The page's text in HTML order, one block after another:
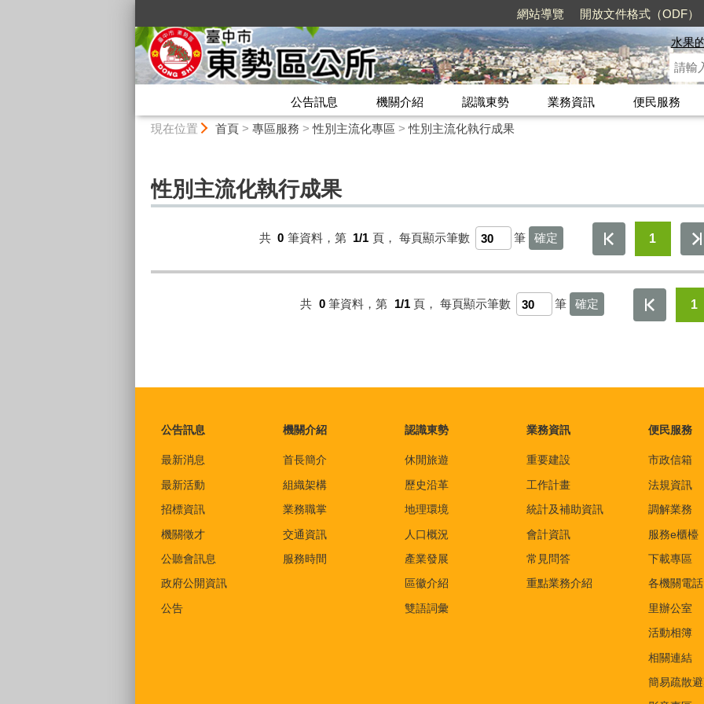
網站導覽 開放文件格式（ODF）
水果
公告訊息 機關介紹 認識東勢 業務資訊
便民服務
現在位置 首頁> 專區服務 >性別主流化專區 >性別主流化執行成果
性別主流化執行成果
共 0 筆資料，第 1/1 頁， 每頁顯示筆數 筆 1
共 0 筆資料，第 1/1 頁， 每頁顯示筆數 筆 1
公告訊息
最新消息
最新活動
招標資訊
機關徵才
公聽會訊息
政府公開資訊
公告
機關介紹
首長簡介
組織架構
業務職掌
交通資訊
服務時間
認識東勢
休閒旅遊
歷史沿革
地理環境
人口概況
產業發展
區徽介紹
雙語詞彙
業務資訊
重要建設
工作計畫
統計及補助資訊
會計資訊
常見問答
重點業務介紹
便民服務
市政信箱
法規資訊
調解業務
服務e櫃檯
下載專區
各機關電話
里辦公室
活動相簿
相關連結
簡易疏散